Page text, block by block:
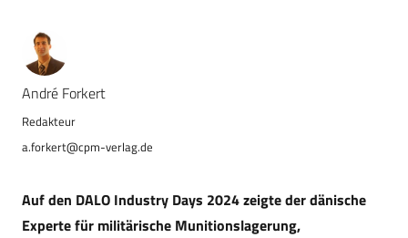
André Forkert
a.forkert@cpm-verlag.de
Auf den DALO Industry Days 2024 zeigte der dänische
Experte für militärische Munitionslagerung,